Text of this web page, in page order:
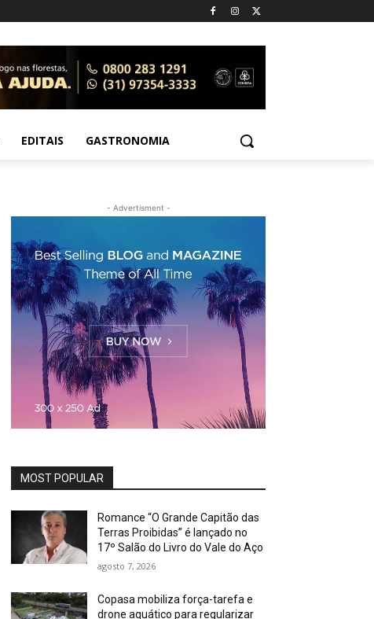
EDITAIS GASTRONOMIA
- Advertisment -
MOST POPULAR
Romance “O Grande Capitão das
Terras Proibidas” é lançado no
17º Salão do Livro do Vale do Aço
agosto 7, 2026
Copasa mobiliza força-tarefa e
drone aquático para regularizar